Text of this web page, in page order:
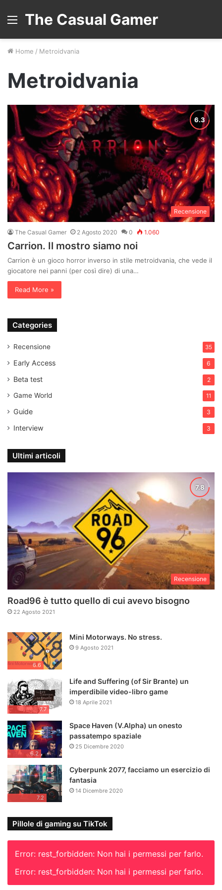
The Casual Gamer
Home / Metroidvania
Metroidvania
Recensione
The Casual Gamer 2 Agosto 2020 0 1.060
Carrion. Il mostro siamo noi
Carrion è un gioco horror inverso in stile metroidvania, che vede il
giocatore nei panni (per così dire) di una…
Read More »
Categories
Recensione 35
Early Access 6
Beta test 2
Game World 11
Guide 3
Interview 3
Ultimi articoli
Recensione
Road96 è tutto quello di cui avevo bisogno
22 Agosto 2021
6.6
Mini Motorways. No stress.
9 Agosto 2021
7.7
Life and Suffering (of Sir Brante) un
imperdibile video-libro game
18 Aprile 2021
6.2
Space Haven (V.Alpha) un onesto
passatempo spaziale
25 Dicembre 2020
7.2
Cyberpunk 2077, facciamo un esercizio di
fantasia
14 Dicembre 2020
Pillole di gaming su TikTok
Error: rest_forbidden: Non hai i permessi per farlo.
Error: rest_forbidden: Non hai i permessi per farlo.